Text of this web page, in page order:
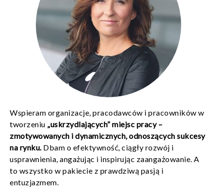
Wspieram organizacje, pracodawców i pracowników w
tworzeniu „uskrzydlających” miejsc pracy –
zmotywowanych i dynamicznych, odnoszących sukcesy
na rynku.Dbam o efektywność, ciągły rozwój i
usprawnienia, angażując i inspirując zaangażowanie. A
to wszystko w pakiecie z prawdziwą pasją i
entuzjazmem.